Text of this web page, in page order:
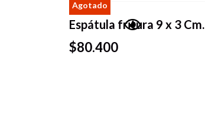
Espátula fritura 9 x 3 Cm.
$80.400